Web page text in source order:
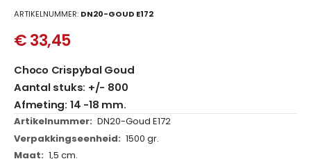
de
afbeeldingen-
gallerij
ARTIKELNUMMER DN20-GOUD E172
€ 33,45
Choco Crispybal Goud
Aantal stuks: +/- 800
Afmeting: 14 -18 mm.
Meer
informatie
DN20-Goud E172
1500 gr.
1,5 cm.